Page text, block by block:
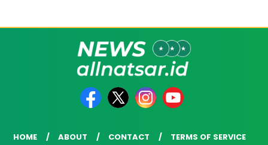
HOME ABOUT CONTACT TERMS OF SERVICE